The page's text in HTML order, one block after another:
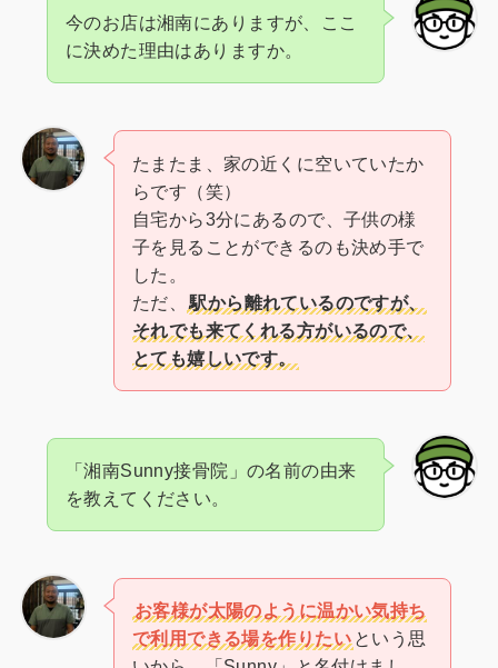
今のお店は湘南にありますが、ここ
に決めた理由はありますか。
たまたま、家の近くに空いていたか
らです（笑）
自宅から3分にあるので、子供の様
子を見ることができるのも決め手で
した。
ただ、
駅から離れているのですが、
それでも来てくれる方がいるので、
とても嬉しいです。
「湘南Sunny接骨院」の名前の由来
を教えてください。
お客様が太陽のように温かい気持ち
で利用できる場を作りたい という思